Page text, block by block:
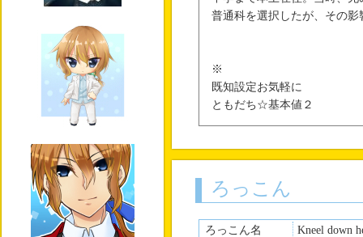
普通科を選択したが、その
※
既知設定お気軽に
ともだち☆基本値２
@ousaka_kai
ろっこん
ろっこん名 Kneel down